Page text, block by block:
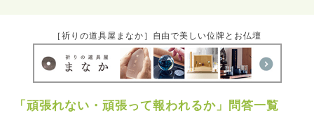
［祈りの道具屋まなか］自由で美しい位牌とお仏壇
「頑張れない・頑張って報われるか」問答一覧